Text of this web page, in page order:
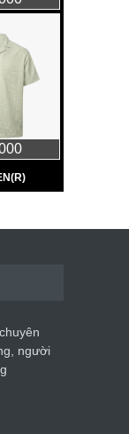
người